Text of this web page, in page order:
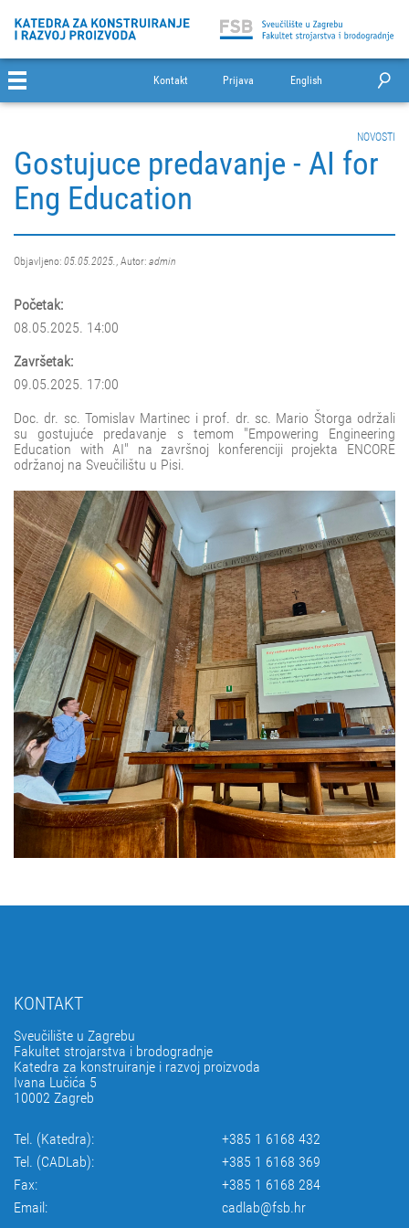
Kontakt Prijava English
NOVOSTI
Gostujuce predavanje - AI for
Eng Education
Objavljeno: 05.05.2025., Autor: admin
Početak:
08.05.2025. 14:00
Završetak:
09.05.2025. 17:00
Doc. dr. sc. Tomislav Martinec i prof. dr. sc. Mario Štorga održali
su gostujuće predavanje s temom "Empowering Engineering
Education with AI" na završnoj konferenciji projekta ENCORE
održanoj na Sveučilištu u Pisi.
KONTAKT
Sveučilište u Zagrebu
Fakultet strojarstva i brodogradnje
Katedra za konstruiranje i razvoj proizvoda
Ivana Lučića 5
10002 Zagreb
Tel. (Katedra):
+385 1 6168 432
Tel. (CADLab):
+385 1 6168 369
Fax:
+385 1 6168 284
Email:
cadlab@fsb.hr